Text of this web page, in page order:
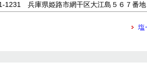
1231 兵庫県姫路市網干区大江島５６７番地
塩